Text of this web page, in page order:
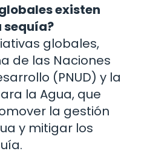
existen
globales,
de las Naciones
(PNUD) y la
la Agua, que
la gestión
y mitigar los